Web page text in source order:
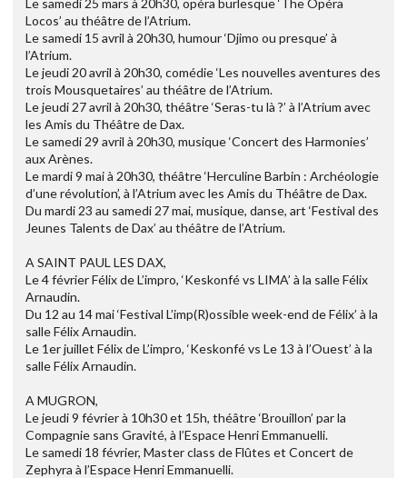
Locos’ au théâtre de l’Atrium.
Le samedi 15 avril à 20h30, humour ‘Djimo ou presque’ à
l’Atrium.
Le jeudi 20 avril à 20h30, comédie ‘Les nouvelles aventures des
trois Mousquetaires’ au théâtre de l’Atrium.
Le jeudi 27 avril à 20h30, théâtre ‘Seras-tu là ?’ à l’Atrium avec
les Amis du Théâtre de Dax.
Le samedi 29 avril à 20h30, musique ‘Concert des Harmonies’
aux Arènes.
Le mardi 9 mai à 20h30, théâtre ‘Herculine Barbin : Archéologie
d’une révolution’, à l’Atrium avec les Amis du Théâtre de Dax.
Du mardi 23 au samedi 27 mai, musique, danse, art ‘Festival des
Jeunes Talents de Dax’ au théâtre de l’Atrium.
A SAINT PAUL LES DAX,
Le 4 février Félix de L’impro, ‘Keskonfé vs LIMA’ à la salle Félix
Arnaudin.
Du 12 au 14 mai ‘Festival L’imp(R)ossible week-end de Félix’ à la
salle Félix Arnaudin.
Le 1er juillet Félix de L’impro, ‘Keskonfé vs Le 13 à l’Ouest’ à la
salle Félix Arnaudin.
A MUGRON,
Le jeudi 9 février à 10h30 et 15h, théâtre ‘Brouillon’ par la
Compagnie sans Gravité, à l’Espace Henri Emmanuelli.
Le samedi 18 février, Master class de Flûtes et Concert de
Zephyra à l’Espace Henri Emmanuelli.